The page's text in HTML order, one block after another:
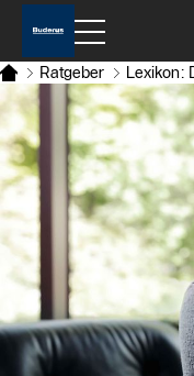
Ratgeber Lexikon: